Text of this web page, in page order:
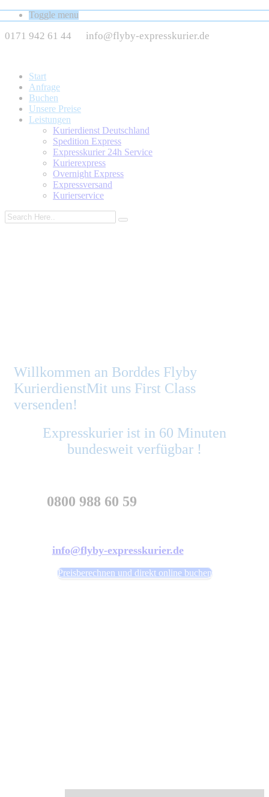
Toggle menu
0171 942 61 44 info@flyby-expresskurier.de
Start
Anfrage
Buchen
Unsere Preise
Leistungen
Kurierdienst Deutschland
Spedition Express
Expresskurier 24h Service
Kurierexpress
Overnight Express
Expressversand
Kurierservice
Willkommen an Borddes Flyby
KurierdienstMit uns First Class
versenden!
Expresskurier ist in 60 Minuten
bundesweit verfügbar !
0800 988 60 59
info@flyby-expresskurier.de
Preisberechnen und direkt online buchen